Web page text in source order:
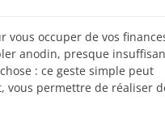
occuper de vos
anodin, presque
: ce geste simple peut
permettre de réaliser